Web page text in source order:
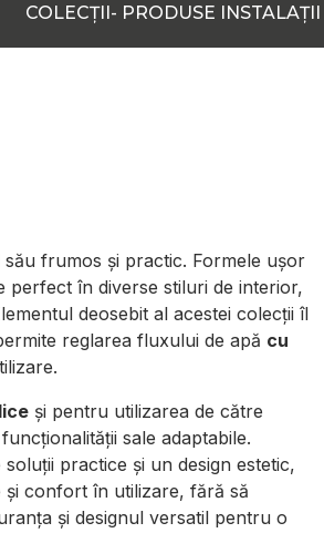
COLECȚII- PRODUSE INSTALAȚII
frumos și practic. Formele ușor
perfect în diverse stiluri de interior,
deosebit al acestei colecții îl
reglarea fluxului de apă cu
și pentru utilizarea de către
sale adaptabile.
practice și un design estetic,
și confort în utilizare, fără să
și designul versatil pentru o